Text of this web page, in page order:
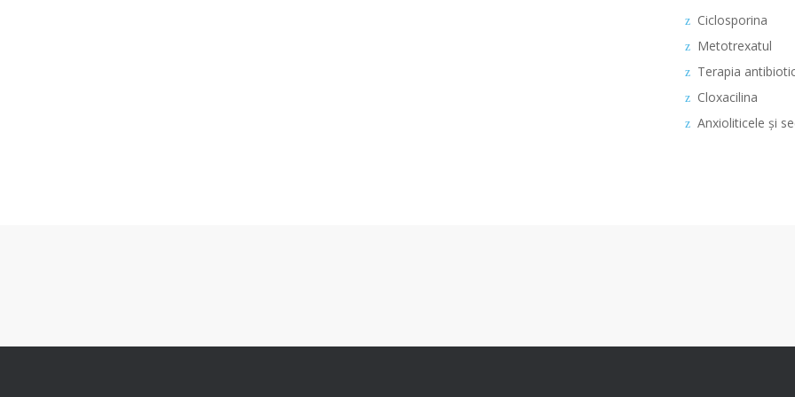
Ciclosporina
Metotrexatul
Terapia
Cloxacilina
Anxioliticele și